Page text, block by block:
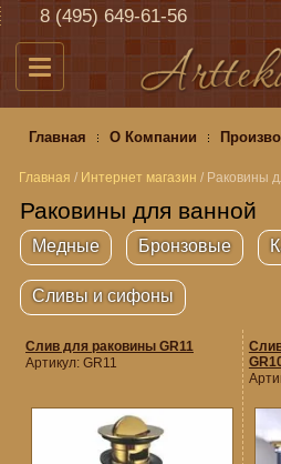
8 (495) 649-61-56
Главная О Компании
Главная / Интернет магазин / Раковины
Раковины для ванной
Медные Бронзовые
Сливы и сифоны
Слив для раковины GR11
Артикул: GR11